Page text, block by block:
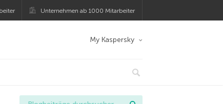
Unternehmen ab 1000 Mitarbeiter
My Kaspersky